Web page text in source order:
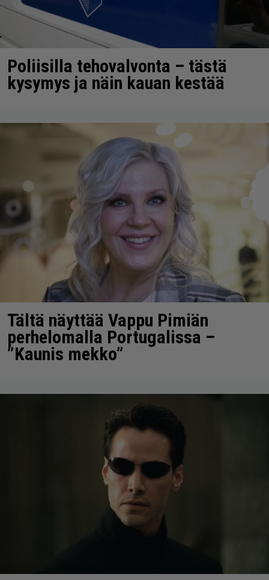
Poliisilla tehovalvonta – tästä
kysymys ja näin kauan kestää
Tältä näyttää Vappu Pimiän
perhelomalla Portugalissa –
”Kaunis mekko”